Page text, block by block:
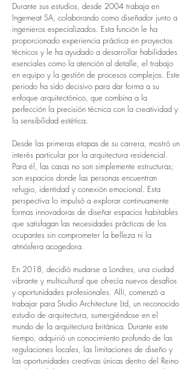
Durante sus estudios, desde 2004 trabaja en
Ingemeat SA, colaborando como diseñador junto a
ingenieros especializados. Esta función le ha
proporcionado experiencia práctica en proyectos
técnicos y le ha ayudado a desarrollar habilidades
esenciales como la atención al detalle, el trabajo
en equipo y la gestión de procesos complejos. Este
periodo ha sido decisivo para dar forma a su
enfoque arquitectónico, que combina a la
perfección la precisión técnica con la creatividad y
la sensibilidad estética.
Desde las primeras etapas de su carrera, mostró un
interés particular por la arquitectura residencial.
Para él, las casas no son simplemente estructuras;
son espacios donde las personas encuentran
refugio, identidad y conexión emocional. Esta
perspectiva lo impulsó a explorar continuamente
formas innovadoras de diseñar espacios habitables
que satisfagan las necesidades prácticas de los
ocupantes sin comprometer la belleza ni la
atmósfera acogedora.
En 2018, decidió mudarse a Londres, una ciudad
vibrante y multicultural que ofrecía nuevos desafíos
y oportunidades profesionales. Allí, comenzó a
trabajar para Studio Architecture Ltd, un reconocido
estudio de arquitectura, sumergiéndose en el
mundo de la arquitectura británica. Durante este
tiempo, adquirió un conocimiento profundo de las
regulaciones locales, las limitaciones de diseño y
las oportunidades creativas únicas dentro del Reino